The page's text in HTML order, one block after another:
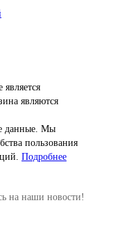
являются
данные. Мы
пользования
Подробнее
на наши новости!